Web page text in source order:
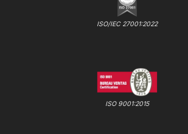
ISO/IEC 27001:2022
ISO 9001:2015